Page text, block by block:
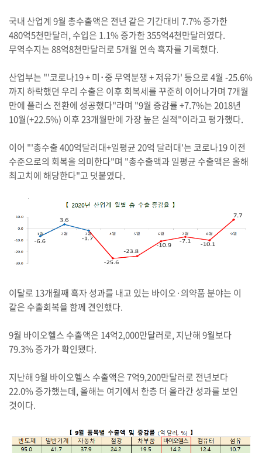
국내 산업계 9월 총수출액은 전년 같은 기간대비 7.7% 증가한
480억5천만달러, 수입은 1.1% 증가한 355억4천만달러였다.
무역수지는 88억8천만달러로 5개월 연속 흑자를 기록했다.
산업부는 "'코로나19 + 미･중 무역분쟁 + 저유가' 등으로 4월 -25.6%
까지 하락했던 우리 수출은 이후 회복세를 꾸준히 이어나가며 7개월
만에 플러스 전환에 성공했다"라며 "9월 증감률 +7.7%는 2018년
10월(+22.5%) 이후 23개월만에 가장 높은 실적"이라고 평가했다.
이어 "'총수출 400억달러대+일평균 20억 달러대'는 코로나19 이전
수준으로의 회복을 의미한다"며 "총수출액과 일평균 수출액은 올해
최고치에 해당한다"고 덧붙였다.
이달로 13개월째 흑자 성과를 내고 있는 바이오·의약품 분야는 이
같은 수출회복을 함께 견인했다.
9월 바이오헬스 수출액은 14억2,000만달러로, 지난해 9월보다
79.3% 증가가 확인됐다.
지난해 9월 바이오헬스 수출액은 7억9,200만달러로 전년보다
22.0% 증가했는데, 올해는 여기에서 한층 더 올라간 성과를 보인
것이다.